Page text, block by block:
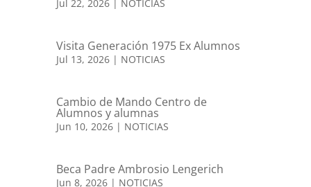
Jul 22, 2026| NOTICIAS
Visita Generación 1975 Ex Alumnos
Jul 13, 2026| NOTICIAS
Cambio de Mando Centro de
Alumnos y alumnas
Jun 10, 2026| NOTICIAS
Beca Padre Ambrosio Lengerich
Jun 8, 2026| NOTICIAS